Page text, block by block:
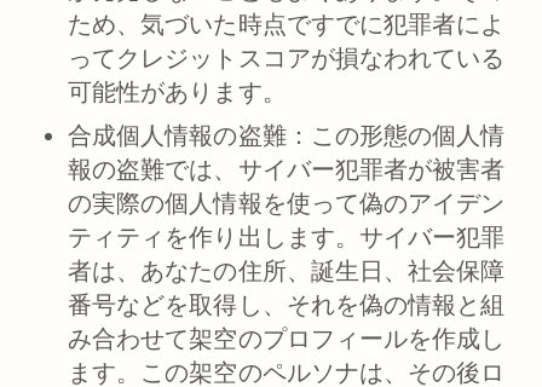
ため、気づいた時点ですでに犯罪者によ
ってクレジットスコアが損なわれている
可能性があります。
合成個人情報の盗難： この形態の個人情
報の盗難では、サイバー犯罪者が被害者
の実際の個人情報を使って偽のアイデン
ティティを作り出します。サイバー犯罪
者は、あなたの住所、誕生日、社会保障
番号などを取得し、それを偽の情報と組
み合わせて架空のプロフィールを作成し
ます。この架空のペルソナは、その後ロ